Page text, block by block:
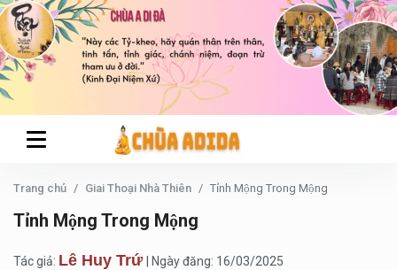
Trang chủ Giai Thoại Nhà Thiên Tỉnh Mộng Trong Mộng
Tỉnh Mộng Trong Mộng
Tác giả: Lê Huy Trứ
| Ngày đăng: 16/03/2025